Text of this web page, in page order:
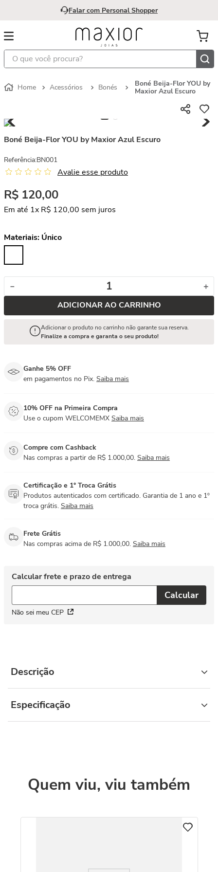
Falar com Personal Shopper
O que você procura?
Acessórios Bonés
Boné Beija-Flor YOU by
Maxior Azul Escuro
Boné Beija-Flor YOU by Maxior Azul Escuro
Referência:BN001
Avalie esse produto
R$ 120,00
Em até 1x R$ 120,00 sem juros
Materiais: Único
＋
－
ADICIONAR AO CARRINHO
Adicionar o produto no carrinho não garante sua reserva.
Finalize a compra e garanta o seu produto!
Ganhe 5% OFF
em pagamentos no Pix. Saiba mais
10% OFF na Primeira Compra
Use o cupom WELCOMEMX Saiba mais
Compre com Cashback
Nas compras a partir de R$ 1.000,00. Saiba mais
Certificação e 1° Troca Grátis
Produtos autenticados com certificado. Garantia de 1 ano e 1º
troca grátis. Saiba mais
Frete Grátis
Nas compras acima de R$ 1.000,00. Saiba mais
Não sei meu CEP
Descrição
Especificação
Quem viu, viu também